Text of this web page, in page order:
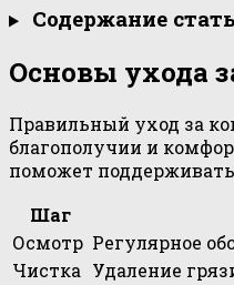
Содержание
Основы ухода
Правильный уход за
благополучии и
поможет
Шаг
Осмотр Регулярное
Чистка Удаление